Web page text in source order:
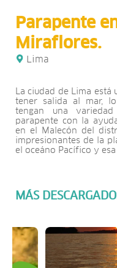
Parapente
Miraflores.
Lima
La ciudad de Lima está
tener salida al mar,
tengan una
parapente con la
en el Malecón del
impresionantes de la
el oceáno Pacífico y
MÁS